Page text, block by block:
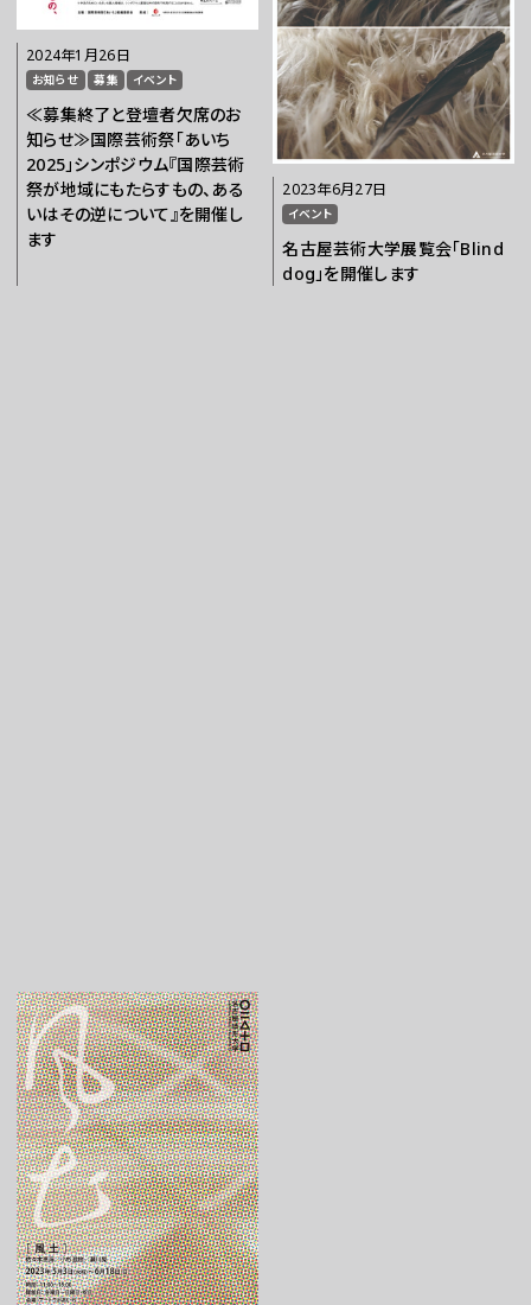
2024年1月26日
お知らせ 募集 イベント
≪募集終了と登壇者欠席のお
知らせ≫国際芸術祭「あいち
2025」シンポジウム『国際芸術
祭が地域にもたらすもの、ある
いはその逆について』を開催し
ます
2023年6月27日
イベント
名古屋芸術大学展覧会「Blind
dog」を開催します